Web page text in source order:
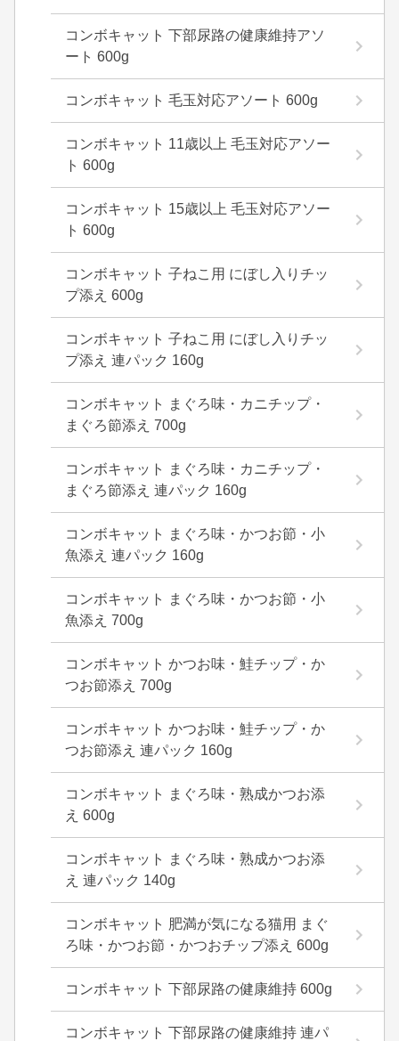
コンボキャット 下部尿路の健康維持アソ
ート 600g
コンボキャット 毛玉対応アソート 600g
コンボキャット 11歳以上 毛玉対応アソー
ト 600g
コンボキャット 15歳以上 毛玉対応アソー
ト 600g
コンボキャット 子ねこ用 にぼし入りチッ
プ添え 600g
コンボキャット 子ねこ用 にぼし入りチッ
プ添え 連パック 160g
コンボキャット まぐろ味・カニチップ・
まぐろ節添え 700g
コンボキャット まぐろ味・カニチップ・
まぐろ節添え 連パック 160g
コンボキャット まぐろ味・かつお節・小
魚添え 連パック 160g
コンボキャット まぐろ味・かつお節・小
魚添え 700g
コンボキャット かつお味・鮭チップ・か
つお節添え 700g
コンボキャット かつお味・鮭チップ・か
つお節添え 連パック 160g
コンボキャット まぐろ味・熟成かつお添
え 600g
コンボキャット まぐろ味・熟成かつお添
え 連パック 140g
コンボキャット 肥満が気になる猫用 まぐ
ろ味・かつお節・かつおチップ添え 600g
コンボキャット 下部尿路の健康維持 600g
コンボキャット 下部尿路の健康維持 連パ